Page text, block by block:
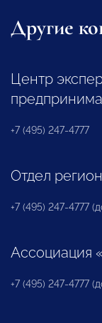
Другие
Центр
+7 (495) 247-4777
Отдел
+7 (495) 247-4777
Ассоциация
+7 (495) 247-4777